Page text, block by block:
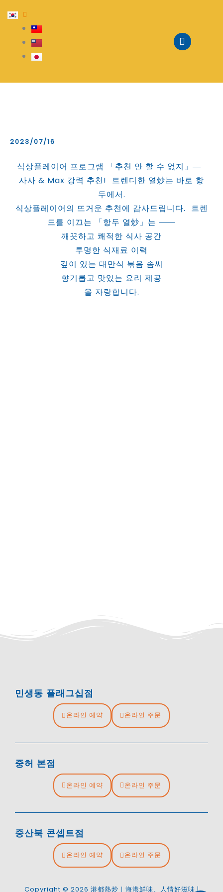
to
2023/07/16
식상플레이어 프로그램 「추천 안 할 수 없지」―
사사 & Max 강력 추천! 트렌디한 열炒는 바로 항
두에서.
식상플레이어의 뜨거운 추천에 감사드립니다. 트렌
드를 이끄는 「항두 열炒」는 ――
깨끗하고 쾌적한 식사 공간
투명한 식재료 이력
깊이 있는 대만식 볶음 솜씨
향기롭고 맛있는 요리 제공
을 자랑합니다.
민생동 플래그십점
온라인 예약 온라인 주문
중허 본점
온라인 예약 온라인 주문
중산북 콘셉트점
온라인 예약 온라인 주문
Copyright © 2026 港都熱炒｜海港鮮味、人情好滋味 |